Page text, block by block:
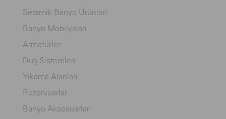
Seramik Banyo Ürünleri
Banyo Mobilyaları
Armatürler
Duş Sistemleri
Yıkama Alanları
Rezervuarlar
Banyo Aksesuarları